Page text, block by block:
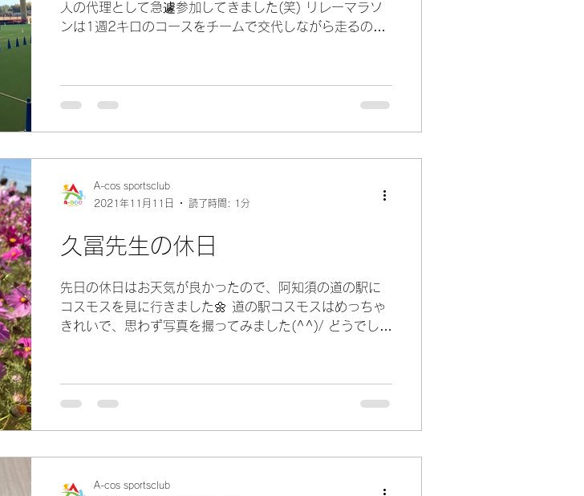
人の代理として急遽参加してきました(笑) リレーマラソ
ンは1週2キロのコースをチームで交代しながら走るので
しめまし...
久冨先生の休日
先日の休日はお天気が良かったので、阿知須の道の駅に
コスモスを見に行きました🌼 道の駅コスモスはめっちゃ
きれいで、思わず写真を撮ってみました(^^)/ どうでしょ
A-cos sportsclub
2021年11月11日
読了時間: 1分
A-cos sportsclub